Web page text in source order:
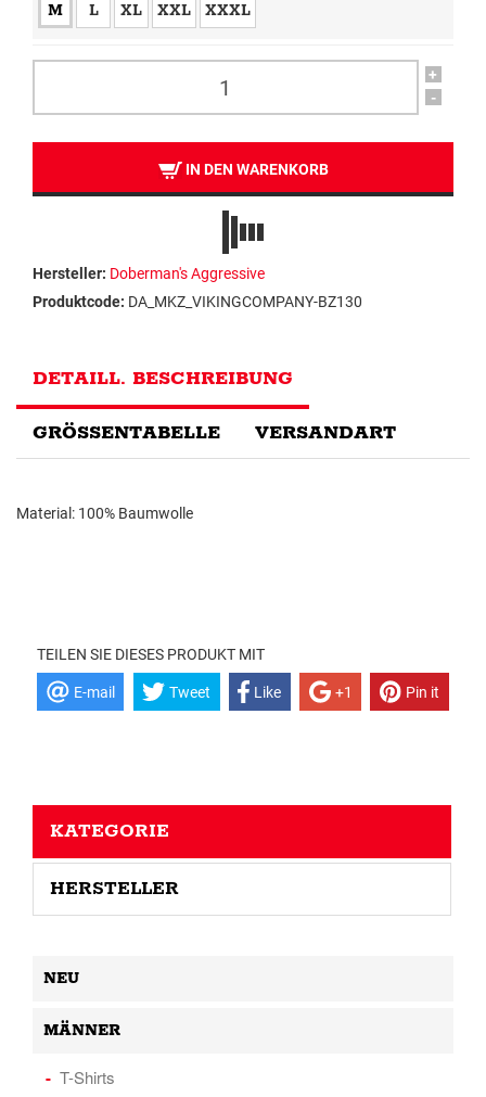
M L XL XXL XXXL
+
-
IN DEN WARENKORB
Hersteller: Doberman's Aggressive
Produktcode: DA_MKZ_VIKINGCOMPANY-BZ130
DETAILL. BESCHREIBUNG
GRÖSSENTABELLE VERSANDART
Material: 100% Baumwolle
TEILEN SIE DIESES PRODUKT MIT
E-mail Tweet Like +1 Pin it
KATEGORIE
HERSTELLER
NEU
MÄNNER
T-Shirts